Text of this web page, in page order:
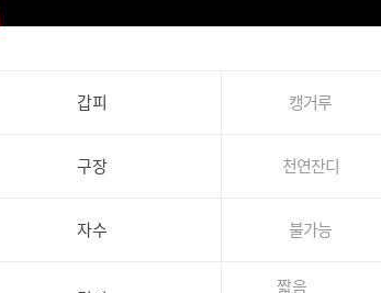
갑피 캥거루
구장 천연잔디
자수 불가능
짧음